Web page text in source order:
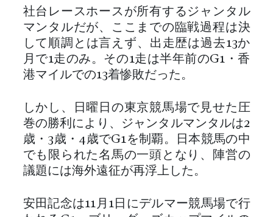
社台レースホースが所有するジャンタル
マンタルだが、ここまでの臨戦過程は決
して順調とは言えず、出走歴は過去13か
月で1走のみ。その1走は半年前のG1・香
港マイルでの13着惨敗だった。
しかし、日曜日の東京競馬場で見せた圧
巻の勝利により、ジャンタルマンタルは2
歳・3歳・4歳でG1を制覇。日本競馬の中
でも限られた名馬の一頭となり、陣営の
議題には海外遠征が再浮上した。
安田記念は11月1日にデルマー競馬場で行